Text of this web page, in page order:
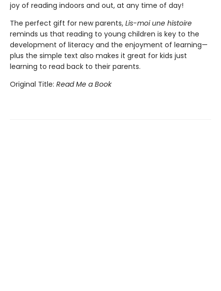
joy of reading indoors and out, at any time of day!
The perfect gift for new parents, Lis-moi une histoire
reminds us that reading to young children is key to the
development of literacy and the enjoyment of learning—
plus the simple text also makes it great for kids just
learning to read back to their parents.
Original Title: Read Me a Book